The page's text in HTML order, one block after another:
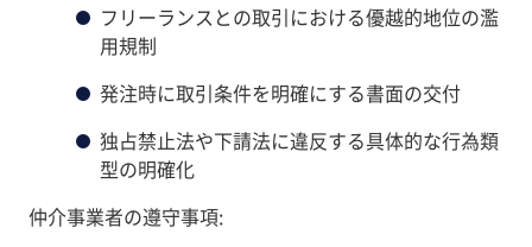
フリーランスとの取引における優越的地位の濫
用規制
発注時に取引条件を明確にする書面の交付
独占禁止法や下請法に違反する具体的な行為類
型の明確化
仲介事業者の遵守事項: